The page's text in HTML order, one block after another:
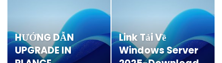
HƯỚNG DẪN
UPGRADE IN
Link Tải Về
Windows Server